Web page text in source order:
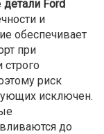
детали Ford
и
обеспечивает
при
строго
риск
исключен.
до